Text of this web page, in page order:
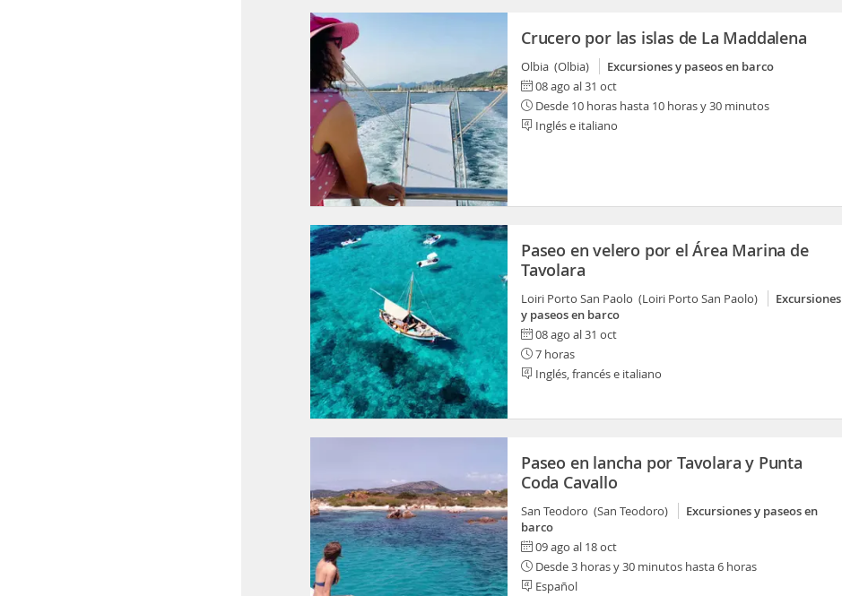
Crucero por las islas de La Maddalena
Olbia (Olbia)
Excursiones y paseos en barco
08 ago al 31 oct
Desde 10 horas hasta 10 horas y 30 minutos
Inglés e italiano
Paseo en velero por el Área Marina de
Tavolara
Loiri Porto San Paolo (Loiri Porto San Paolo)
Excursiones
y paseos en barco
08 ago al 31 oct
7 horas
Inglés, francés e italiano
Paseo en lancha por Tavolara y Punta
Coda Cavallo
San Teodoro (San Teodoro)
Excursiones y paseos en
barco
09 ago al 18 oct
Desde 3 horas y 30 minutos hasta 6 horas
Español